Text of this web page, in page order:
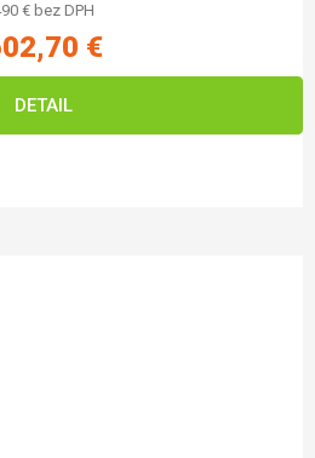
€ bez DPH
€
DETAIL